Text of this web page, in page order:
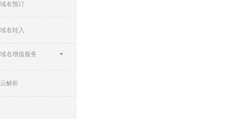
域名预订
域名转入
域名增值服务
云解析